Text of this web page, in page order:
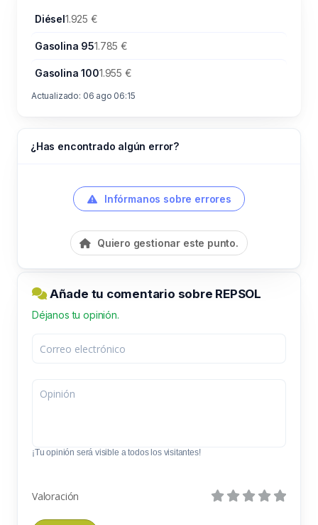
Diésel1.925 €
Gasolina 951.785 €
Gasolina 1001.955 €
Actualizado: 06 ago 06:15
¿Has encontrado algún error?
Infórmanos sobre errores
Quiero gestionar este punto.
Añade tu comentario sobre REPSOL
Déjanos tu opinión.
¡Tu opinión será visible a todos los visitantes!
Valoración